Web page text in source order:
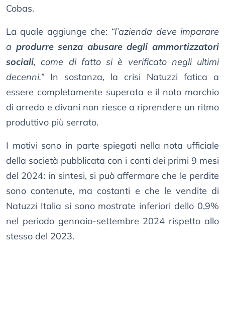
Cobas.
La quale aggiunge che: “l’azienda deve imparare
a produrre senza abusare degli ammortizzatori
sociali, come di fatto si è verificato negli ultimi
decenni.”In sostanza, la crisi Natuzzi fatica a
essere completamente superata e il noto marchio
di arredo e divani non riesce a riprendere un ritmo
produttivo più serrato.
I motivi sono in parte spiegati nella nota ufficiale
della società pubblicata con i conti dei primi 9 mesi
del 2024: in sintesi, si può affermare che le perdite
sono contenute, ma costanti e che le vendite di
Natuzzi Italia si sono mostrate inferiori dello 0,9%
nel periodo gennaio-settembre 2024 rispetto allo
stesso del 2023.